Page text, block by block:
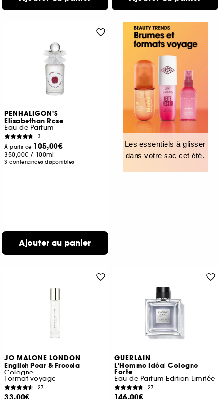
PENHALIGON'S
Elisabethan Rose
Eau de Parfum
3
À partir de 105,00€
350,00€ / 100ml
3 contenances disponibles
Ajouter au panier
Les essentiels à glisser
dans votre sac cet été.
JO MALONE LONDON
English Pear & Freesia
Cologne
Format voyage
27
33,00€
GUERLAIN
L'Homme Idéal Cologne
Forte
Eau de Parfum Edition Limitée
27
146,00€